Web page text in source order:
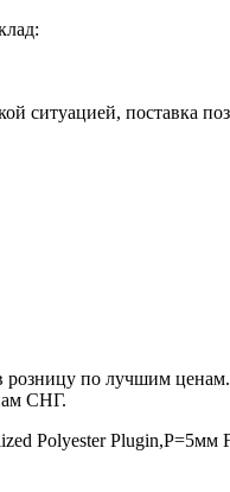
ситуацией, поставка
по лучшим
СНГ.
Polyester Plugin,P=5мм